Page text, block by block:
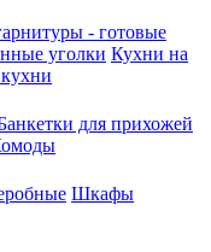
- готовые
уголки Кухни на
для прихожей
Шкафы